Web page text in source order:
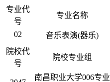
专业代
号
专业名称
02 音乐表演(器乐)
院校代
号
院校专业组
南昌职业大学006专业